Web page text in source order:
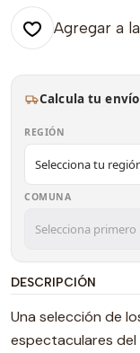
Agregar a
Calcula tu envío
REGIÓN
COMUNA
DESCRIPCIÓN
Una selección de
espectaculares del